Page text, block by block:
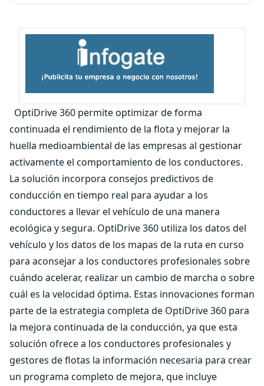
OptiDrive 360 permite optimizar de forma
continuada el rendimiento de la flota y mejorar la
huella medioambiental de las empresas al gestionar
activamente el comportamiento de los conductores.
La solución incorpora consejos predictivos de
conducción en tiempo real para ayudar a los
conductores a llevar el vehículo de una manera
ecológica y segura. OptiDrive 360 utiliza los datos del
vehículo y los datos de los mapas de la ruta en curso
para aconsejar a los conductores profesionales sobre
cuándo acelerar, realizar un cambio de marcha o sobre
cuál es la velocidad óptima. Estas innovaciones forman
parte de la estrategia completa de OptiDrive 360 para
la mejora continuada de la conducción, ya que esta
solución ofrece a los conductores profesionales y
gestores de flotas la información necesaria para crear
un programa completo de mejora, que incluye